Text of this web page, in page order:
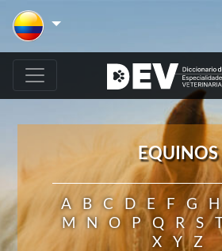
EQUINOS
A B C D E F G H
M
N O P Q R S
X
Y Z